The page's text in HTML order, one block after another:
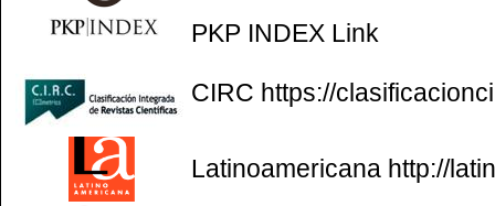
PKP INDEX Link
CIRC https://
Latinoamericana http://